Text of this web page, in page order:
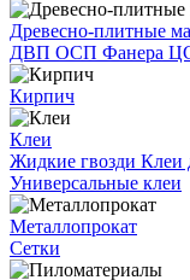
Древесно-плитные
ДВП ОСП Фанера
Кирпич
Клеи
Жидкие гвозди Клеи
Универсальные клеи
Металлопрокат
Сетки